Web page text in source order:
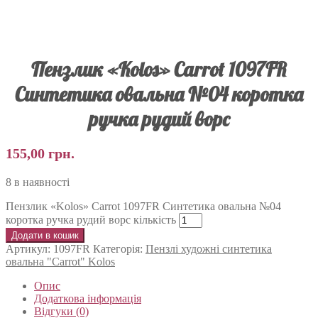
Пензлик «Kolos» Carrot 1097FR
Синтетика овальна №04 коротка
ручка рудий ворс
155,00 грн.
8 в наявності
Пензлик «Kolos» Carrot 1097FR Синтетика овальна №04
коротка ручка рудий ворс кількість
Додати в кошик
Артикул: 1097FR Категорія: Пензлі художні синтетика
овальна "Carrot" Kolos
Опис
Додаткова інформація
Відгуки (0)